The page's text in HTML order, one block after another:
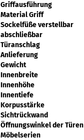
Griffausführung
Material Griff
Sockelfüße verstellbar
abschließbar
Türanschlag
Anlieferung
Gewicht
Innenbreite
Innenhöhe
Innentiefe
Korpusstärke
Sichtrückwand
Öffnungswinkel der Türen
Möbelserien